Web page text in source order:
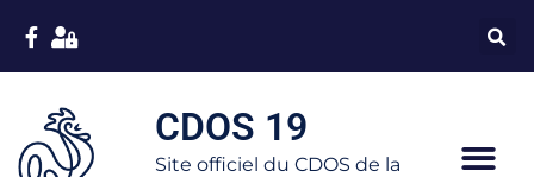
CDOS 19
Site officiel du CDOS de la